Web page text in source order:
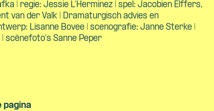
| regie: Jessie L’Herminez | spel: Jacobien Elffers,
van der Valk | Dramaturgisch advies en
Lisanne Bovee | scenografie: Janne Sterke |
scènefoto's Sanne Peper
pagina